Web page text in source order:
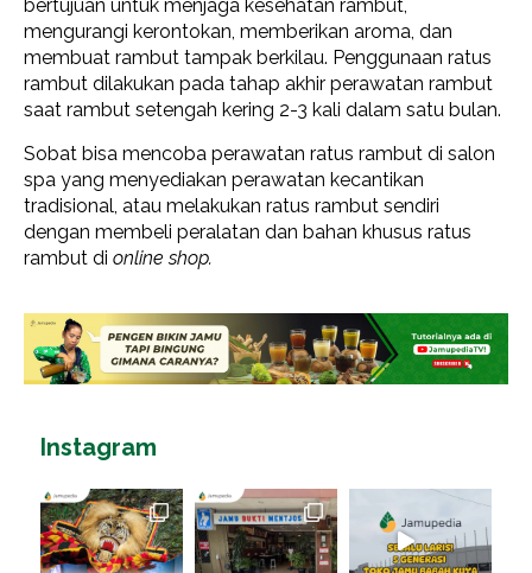
bertujuan untuk menjaga kesehatan rambut,
mengurangi kerontokan, memberikan aroma, dan
membuat rambut tampak berkilau. Penggunaan ratus
rambut dilakukan pada tahap akhir perawatan rambut
saat rambut setengah kering 2-3 kali dalam satu bulan.
Sobat bisa mencoba perawatan ratus rambut di salon
spa yang menyediakan perawatan kecantikan
tradisional, atau melakukan ratus rambut sendiri
dengan membeli peralatan dan bahan khusus ratus
rambut di online shop.
Instagram